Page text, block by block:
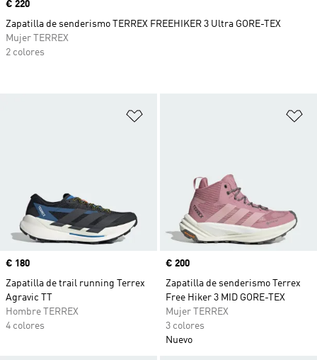
Precio
€ 180
Zapatilla de trail running Terrex
Agravic TT
Hombre TERREX
4 colores
Precio
€ 200
Zapatilla de senderismo Terrex
Free Hiker 3 MID GORE-TEX
Mujer TERREX
3 colores
Nuevo
Precio
€ 220
Zapatilla de senderismo TERREX FREEHIKER 3 Ultra GORE-TEX
Mujer TERREX
2 colores